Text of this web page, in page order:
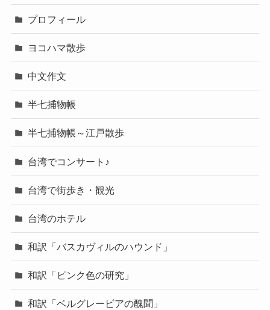
プロフィール
ヨコハマ散歩
中文作文
半七捕物帳
半七捕物帳～江戸散歩
台湾でコンサート♪
台湾で街歩き・観光
台湾のホテル
和訳「バスカヴィルのハウンド」
和訳「ピンク色の研究」
和訳「ベルグレービアの醜聞」